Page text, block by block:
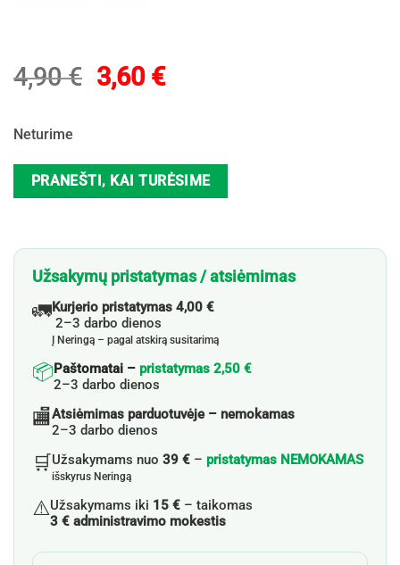
4,90€ Original
3,60 €Current
Neturime
PRANEŠTI, KAI TURĖSIME
Užsakymų pristatymas / atsiėmimas
🚛Kurjerio pristatymas 4,00 €
2–3 darbo dienos
Į Neringą – pagal atskirą susitarimą
📦Paštomatai – pristatymas 2,50 €
2–3 darbo dienos
🏬Atsiėmimas parduotuvėje – nemokamas
2–3 darbo dienos
🛒Užsakymams nuo 39 € – pristatymas NEMOKAMAS
išskyrus Neringą
⚠️Užsakymams iki 15 € – taikomas
3 € administravimo mokestis